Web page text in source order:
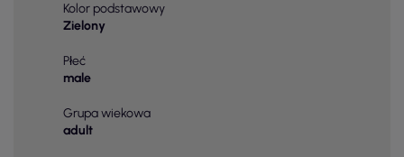
Kolor podstawowy
Zielony
Płeć
male
Grupa wiekowa
adult